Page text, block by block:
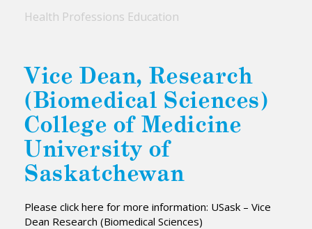
Health Professions Education
Vice Dean, Research
(Biomedical Sciences)
College of Medicine
University of
Saskatchewan
Please click here for more information: USask – Vice
Dean Research (Biomedical Sciences)